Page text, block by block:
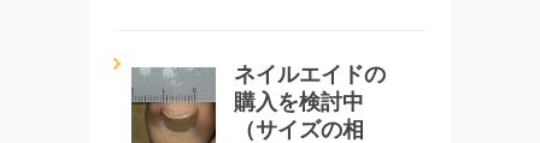
ネイルエイドの
購入を検討中
（サイズの相